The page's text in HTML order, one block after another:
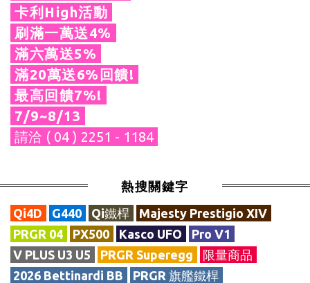
卡利High活動
刷滿一萬送4%
滿六萬送5%
滿20萬送6%回饋!
最高回饋7%!
7/9~8/13
請洽 ( 04 ) 2251 - 1184
熱搜關鍵字
Qi4D
G440 Qi鐵桿
Majesty Prestigio XIV
PRGR 04
PX500 Kasco UFO
Pro V1
V PLUS U3 U5
PRGR Superegg
限量商品
2026 Bettinardi BB
PRGR 旗艦鐵桿